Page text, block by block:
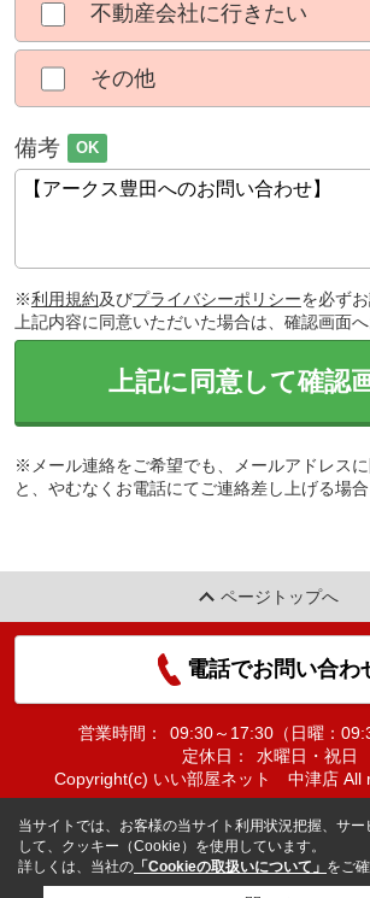
不動産会社に行きたい
その他
備考 OK
※利用規約及びプライバシーポリシーを必ず
上記内容に同意いただいた場合は、確認画面へ
上記に同意して確認
※メール連絡をご希望でも、メールアドレス
と、やむなくお電話にてご連絡差し上げる場合
ページトップへ
電話でお問い合わ
営業時間：
09:30～17:30（日曜：
定休日：
水曜日・祝日
Copyright(c) いい部屋ネット 中津店 All
当サイトでは、お客様の当サイト利用状況把握、サー
して、クッキー（Cookie）を使用しています。
詳しくは、当社の 「Cookieの取扱いについて」 をご